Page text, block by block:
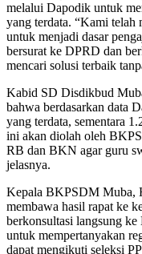
melalui Dapodik untuk
yang terdata. “Kami telah
untuk menjadi dasar
bersurat ke DPRD dan
mencari solusi terbaik
Kabid SD Disdikbud
bahwa berdasarkan data
yang terdata, sementara
ini akan diolah oleh
RB dan BKN agar guru
jelasnya.
Kepala BKPSDM Muba,
membawa hasil rapat ke
berkonsultasi langsung
untuk mempertanyakan
dapat mengikuti seleksi